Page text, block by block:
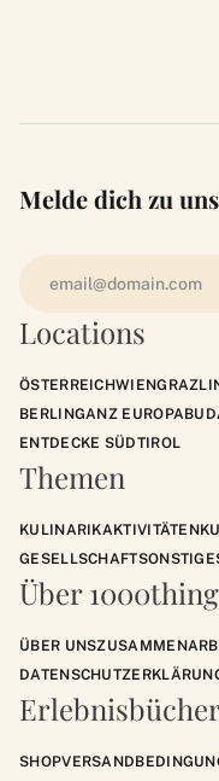
Locations
ÖSTERREICHWIENGRAZ
BERLINGANZ EUROPA
ENTDECKE SÜDTIROL
Themen
KULINARIKAKTIVITÄTEN
GESELLSCHAFT
Über
ÜBER UNS
SHOP
Melde dich zu